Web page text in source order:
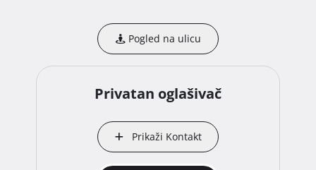
Pogled na ulicu
Privatan oglašivač
Prikaži Kontakt